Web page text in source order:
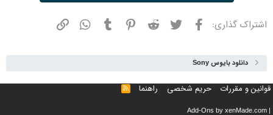
اشتراک گذاری: فیسبوک توییتر ردیت پینترستتامبلر واتسپ
دانلود بایوس Sony
قوانین و مقررات حریم شخصی راهنما خوراک
|
Add-Ons by xenMade.com